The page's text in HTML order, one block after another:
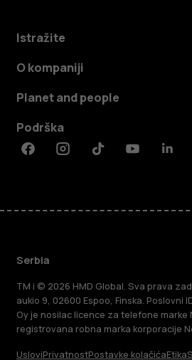
Istražite
O kompaniji
Planet and people
Podrška
FacebookInstagramTiktokYoutube
Serbia
TM i © 2026 HMD Global. Sva prava
aukio 9, 02600 Espoo, Finska. Poslovni
Oy je nosilac licence za telefone marke
registrovana robna marka korporacije
UsloviPrivatnostPostavke kolačićaEtika